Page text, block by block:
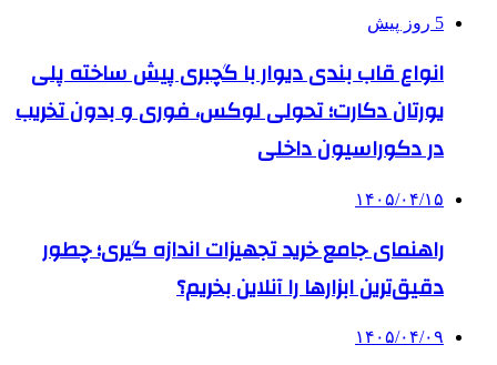
5 روز پیش
انواع قاب بندی دیوار با گچبری پیش ساخته پلی
یورتان دکارت؛ تحولی لوکس، فوری و بدون تخریب
در دکوراسیون داخلی
۱۴۰۵/۰۴/۱۵
راهنمای جامع خرید تجهیزات اندازه گیری؛ چطور
دقیق‌ترین ابزارها را آنلاین بخریم؟
۱۴۰۵/۰۴/۰۹